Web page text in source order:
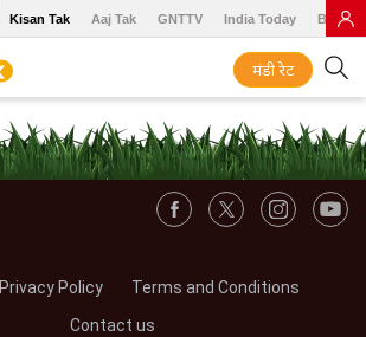
Kisan Tak Aaj Tak GNTTV India Today BT
मंडी रेट
Privacy Policy
Terms and Conditions
Contact us